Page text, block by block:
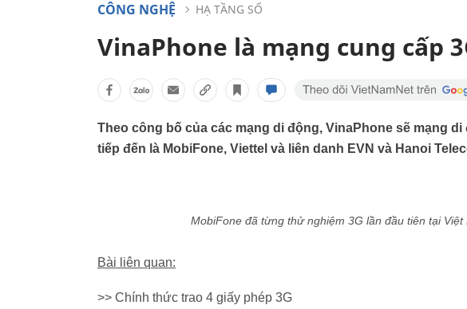
CÔNG NGHỆ HẠ TẦNG SỐ
VinaPhone là mạng cung cấp
Theo công bố của các mạng di động, VinaPhone sẽ mạng
tiếp đến là MobiFone, Viettel và liên danh EVN và Hanoi
MobiFone đã từng thử nghiệm 3G lần đầu tiên tại
Bài liên quan:
>> Chính thức trao 4 giấy phép 3G